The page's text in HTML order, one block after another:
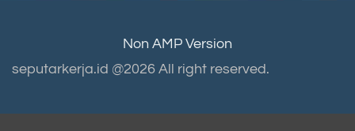
Non AMP Version
seputarkerja.id @2026 All right reserved.